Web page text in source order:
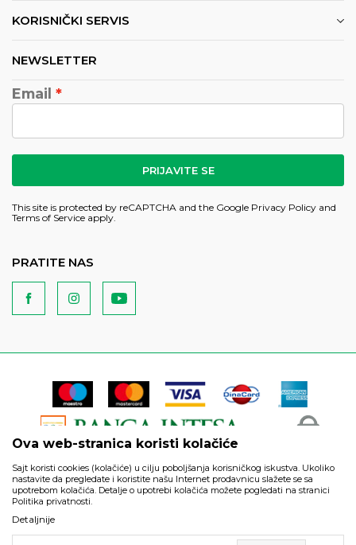
KORISNIČKI SERVIS
NEWSLETTER
Email
PRIJAVITE SE
This site is protected by reCAPTCHA and the Google Privacy Policy and
Terms of Service apply.
PRATITE NAS
artikli prikazani na sajtu su deo naše ponude i ne podrazumeva
da su dostupni u svakom trenutku.
Ova web-stranica koristi kolačiće
Sajt koristi cookies (kolačiće) u cilju poboljšanja korisničkog iskustva. Ukoliko
nastavite da pregledate i koristite našu Internet prodavnicu slažete se sa
upotrebom kolačića. Detalje o upotrebi kolačića možete pogledati na stranici
Politika privatnosti.
Detaljnije